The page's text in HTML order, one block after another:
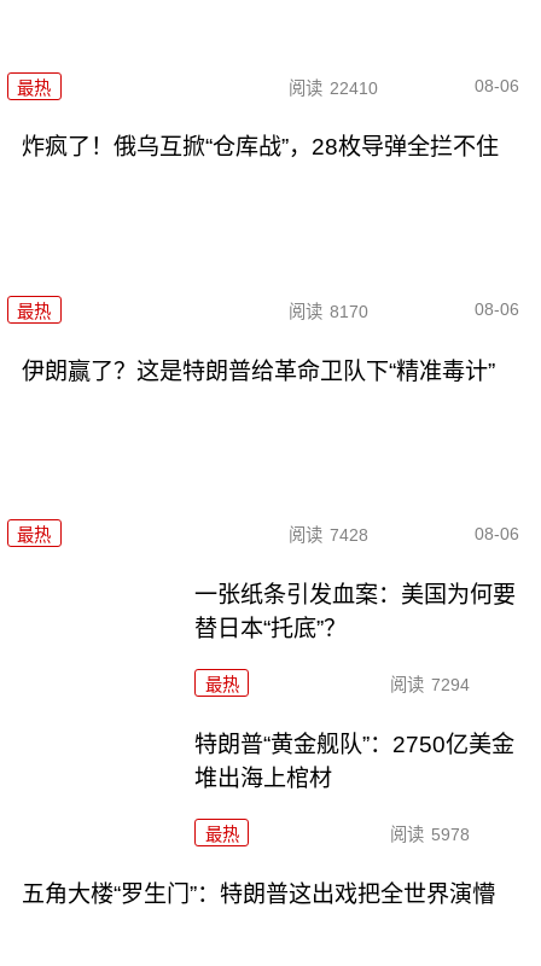
最热 阅读 22410 08-06
炸疯了！俄乌互掀“仓库战”，28枚导弹全拦不住
最热 阅读 8170 08-06
伊朗赢了？这是特朗普给革命卫队下“精准毒计”
最热 阅读 7428 08-06
一张纸条引发血案：美国为何要
替日本“托底”？
最热 阅读 7294
特朗普“黄金舰队”：2750亿美金
堆出海上棺材
最热 阅读 5978
五角大楼“罗生门”：特朗普这出戏把全世界演懵